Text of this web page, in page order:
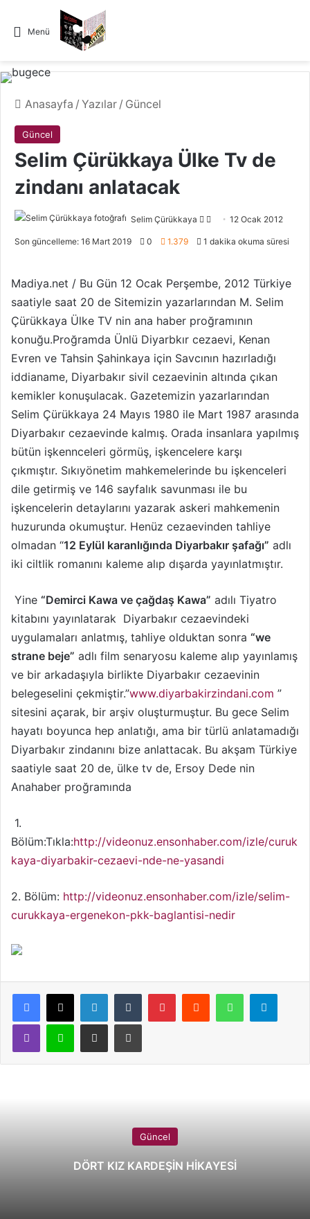
Menü
Anasayfa / Yazılar / Güncel
Güncel
Selim Çürükkaya Ülke Tv de
zindanı anlatacak
Selim Çürükkaya
F
o
w
o
n
-
p
o
s
ö
n
d
e
m
12 Ocak 2012
Son güncelleme: 16 Mart 2019 0 1.379 1 dakika okuma süresi
Madiya.net / Bu Gün 12 Ocak Perşembe, 2012 Türkiye
saatiyle saat 20 de Sitemizin yazarlarından M. Selim
Çürükkaya Ülke TV nin ana haber proğramının
konuğu.Proğramda Ünlü Diyarbkır cezaevi, Kenan
Evren ve Tahsin Şahinkaya için Savcının hazırladığı
iddianame, Diyarbakır sivil cezaevinin altında çıkan
kemikler konuşulacak. Gazetemizin yazarlarından
Selim Çürükkaya 24 Mayıs 1980 ile Mart 1987 arasında
Diyarbakır cezaevinde kalmış. Orada insanlara yapılmış
bütün işkennceleri görmüş, işkencelere karşı
çıkmıştır. Sıkıyönetim mahkemelerinde bu işkenceleri
dile getirmiş ve 146 sayfalık savunması ile bu
işkencelerin detaylarını yazarak askeri mahkemenin
huzurunda okumuştur. Henüz cezaevinden tahliye
olmadan “12 Eylül karanlığında Diyarbakır şafağı” adlı
iki ciltlik romanını kaleme alıp dışarda yayınlatmıştır.
Yine “Demirci Kawa ve çağdaş Kawa” adılı Tiyatro
kitabını yayınlatarak Diyarbakır cezaevindeki
uygulamaları anlatmış, tahliye olduktan sonra “we
strane beje” adlı film senaryosu kaleme alıp yayınlamış
ve bir arkadaşıyla birlikte Diyarbakır cezaevinin
belegeselini çekmiştir.”www.diyarbakirzindani.com ”
sitesini açarak, bir arşiv oluşturmuştur. Bu gece Selim
hayatı boyunca hep anlatığı, ama bir türlü anlatamadığı
Diyarbakır zindanını bize anlattacak. Bu akşam Türkiye
saatiyle saat 20 de, ülke tv de, Ersoy Dede nin
Anahaber proğramında
1.
Bölüm:Tıkla:http://videonuz.ensonhaber.com/izle/curuk
kaya-diyarbakir-cezaevi-nde-ne-yasandi
2. Bölüm: http://videonuz.ensonhaber.com/izle/selim-
curukkaya-ergenekon-pkk-baglantisi-nedir
WhatsApp
Güncel
DÖRT KIZ KARDEŞİN HİKAYESİ